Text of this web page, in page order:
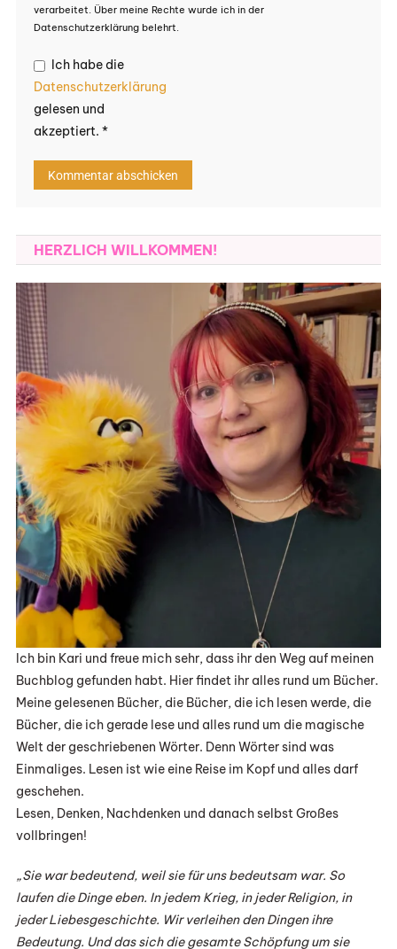
verarbeitet. Über meine Rechte wurde ich in der
Datenschutzerklärung belehrt.
Ich habe die
Datenschutzerklärung
gelesen und
akzeptiert. *
HERZLICH WILLKOMMEN!
Ich bin Kari und freue mich sehr, dass ihr den Weg auf meinen
Buchblog gefunden habt. Hier findet ihr alles rund um Bücher.
Meine gelesenen Bücher, die Bücher, die ich lesen werde, die
Bücher, die ich gerade lese und alles rund um die magische
Welt der geschriebenen Wörter. Denn Wörter sind was
Einmaliges. Lesen ist wie eine Reise im Kopf und alles darf
geschehen.
Lesen, Denken, Nachdenken und danach selbst Großes
vollbringen!
„Sie war bedeutend, weil sie für uns bedeutsam war. So
laufen die Dinge eben. In jedem Krieg, in jeder Religion, in
jeder Liebesgeschichte. Wir verleihen den Dingen ihre
Bedeutung. Und das sich die gesamte Schöpfung um sie